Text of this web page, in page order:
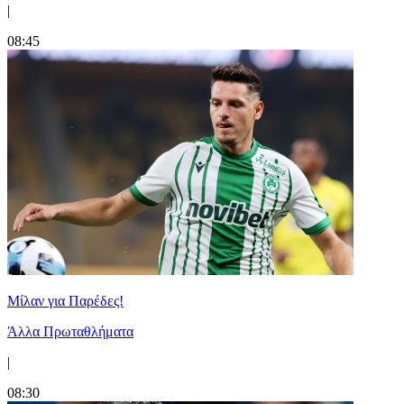
|
08:45
Μίλαν για Παρέδες!
Άλλα Πρωταθλήματα
|
08:30